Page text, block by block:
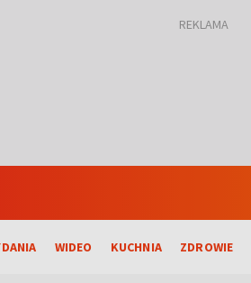
WIDEO KUCHNIA ZDROWIE